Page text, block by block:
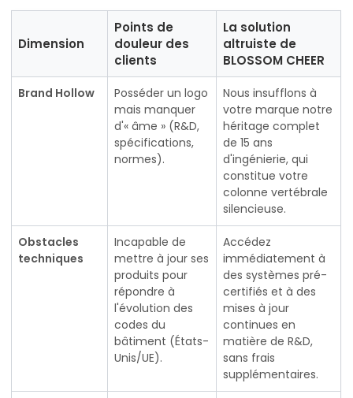
Dimension
Points de
douleur des
clients
La solution
altruiste de
BLOSSOM CHEER
Brand Hollow
Posséder un logo
mais manquer
d'« âme » (R&D,
spécifications,
normes).
Nous insufflons à
votre marque notre
héritage complet
de 15 ans
d'ingénierie, qui
constitue votre
colonne vertébrale
silencieuse.
Obstacles
techniques
Incapable de
mettre à jour ses
produits pour
répondre à
l'évolution des
codes du
bâtiment (États-
Unis/UE).
Accédez
immédiatement à
des systèmes pré-
certifiés et à des
mises à jour
continues en
matière de R&D,
sans frais
supplémentaires.